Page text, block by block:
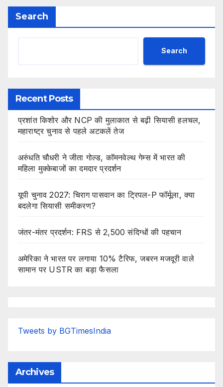
Search
Search
Recent Posts
प्रशांत किशोर और NCP की मुलाकात से बढ़ी सियासी हलचल,
महाराष्ट्र चुनाव से पहले अटकलें तेज
अरुंधति चौधरी ने जीता गोल्ड, कॉमनवेल्थ गेम्स में भारत की
महिला मुक्केबाजों का दमदार प्रदर्शन
यूपी चुनाव 2027: चिराग पासवान का ट्रिपल-P फॉर्मूला, क्या
बदलेगा सियासी समीकरण?
जंतर-मंतर प्रदर्शन: FRS से 2,500 संदिग्धों की पहचान
अमेरिका ने भारत पर लगाया 10% टैरिफ, जबरन मजदूरी वाले
सामान पर USTR का बड़ा फैसला
Tweets by BGTimesIndia
Archives